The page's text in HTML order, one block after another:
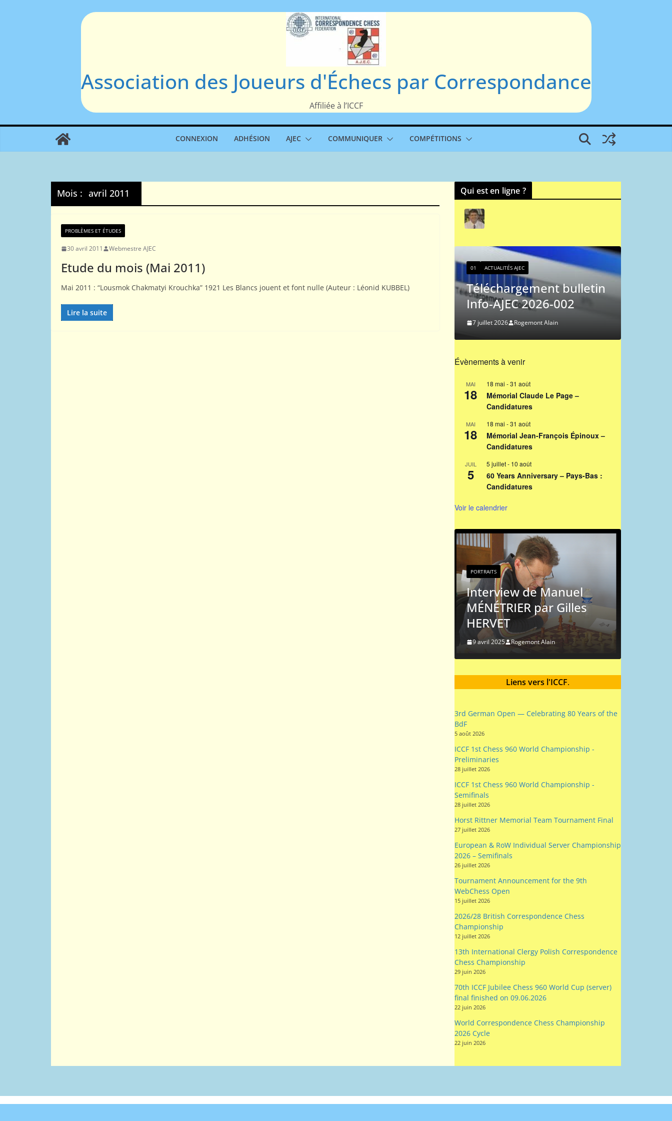
Association des Joueurs d'Échecs par Correspondance
Affiliée à l’ICCF
CONNEXION ADHÉSION AJEC COMMUNIQUER COMPÉTITIONS
Mois : avril 2011
PROBLÈMES ET ÉTUDES
30 avril 2011 Webmestre AJEC
Etude du mois (Mai 2011)
Mai 2011 : “Lousmok Chakmatyi Krouchka” 1921 Les Blancs jouent et font nulle (Auteur : Léonid KUBBEL)
Lire la suite
Qui est en ligne ?
Comment tester le jeu
01 ACTUALITÉS AJEC
Téléchargement bulletin
Info-AJEC 2026-002
7 juillet 2026 Rogemont Alain
Évènements à venir
MAI
18
18 mai -31 août
Mémorial Claude Le Page –
Candidatures
MAI
18
18 mai -31 août
Mémorial Jean-François Épinoux –
Candidatures
JUIL
5
5 juillet- 10 août
60 Years Anniversary – Pays-Bas :
Candidatures
Voir le calendrier
PORTRAITS
Interview de Manuel
MÉNÉTRIER par Gilles
HERVET
9 avril 2025 Rogemont Alain
Liens vers l'ICCF.
3rd German Open — Celebrating 80 Years of the
BdF
5 août 2026
ICCF 1st Chess 960 World Championship -
Preliminaries
28 juillet 2026
ICCF 1st Chess 960 World Championship -
Semifinals
28 juillet 2026
Horst Rittner Memorial Team Tournament Final
27 juillet 2026
European & RoW Individual Server Championship
2026 – Semifinals
26 juillet 2026
Tournament Announcement for the 9th
WebChess Open
15 juillet 2026
2026/28 British Correspondence Chess
Championship
12 juillet 2026
13th International Clergy Polish Correspondence
Chess Championship
29 juin 2026
70th ICCF Jubilee Chess 960 World Cup (server)
final finished on 09.06.2026
22 juin 2026
World Correspondence Chess Championship
2026 Cycle
22 juin 2026